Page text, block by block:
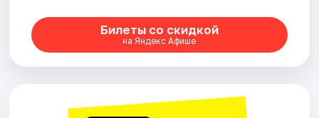
Билеты со скидкой
на Яндекс Афише